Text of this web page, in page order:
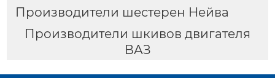
Производители шестерен Нейва
Производители шкивов двигателя
ВАЗ